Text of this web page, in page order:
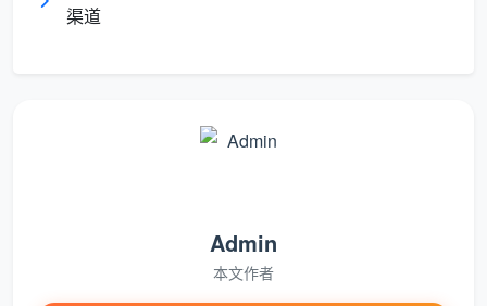
渠道
Admin
本文作者